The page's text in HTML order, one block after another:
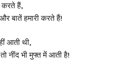
करते हैं,
बातें हमारी करते हैं!
आती थी,
नींद भी मुफ्त में आती है!